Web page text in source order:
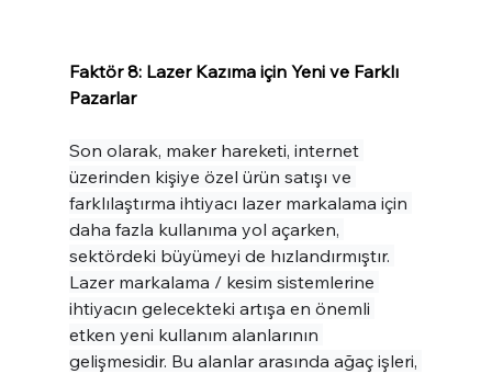
Faktör 8: Lazer Kazıma için Yeni ve Farklı
Pazarlar
Son olarak, maker hareketi, internet
üzerinden kişiye özel ürün satışı ve
farklılaştırma ihtiyacı lazer markalama için
daha fazla kullanıma yol açarken,
sektördeki büyümeyi de hızlandırmıştır.
Lazer markalama / kesim sistemlerine
ihtiyacın gelecekteki artışa en önemli
etken yeni kullanım alanlarının
gelişmesidir. Bu alanlar arasında ağaç işleri,